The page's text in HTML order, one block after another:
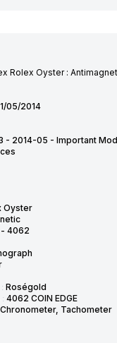
Rolex Oyster :
05/2014
- 2014-05 - Important
Oyster
4062
Roségold
4062 COIN EDGE
Chronometer, Tachometer